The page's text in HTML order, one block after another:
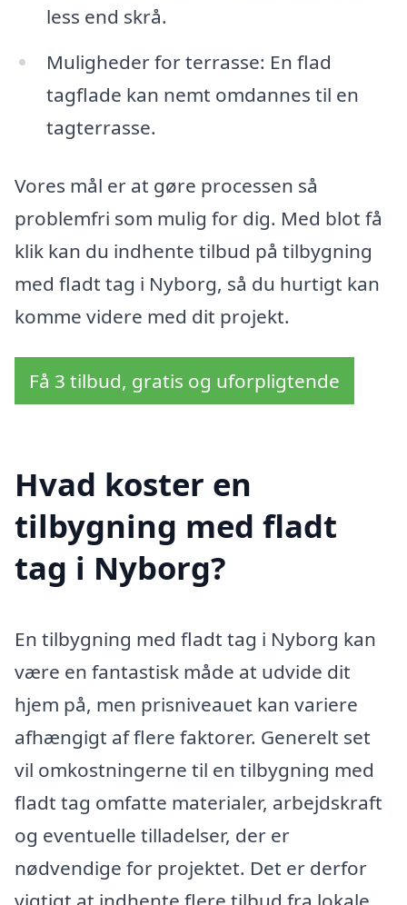
less end skrå.
Muligheder for terrasse: En flad
tagflade kan nemt omdannes til en
tagterrasse.
Vores mål er at gøre processen så
problemfri som mulig for dig. Med blot få
klik kan du indhente tilbud på tilbygning
med fladt tag i Nyborg, så du hurtigt kan
komme videre med dit projekt.
Få 3 tilbud, gratis og uforpligtende
Hvad koster en
tilbygning med fladt
tag i Nyborg?
En tilbygning med fladt tag i Nyborg kan
være en fantastisk måde at udvide dit
hjem på, men prisniveauet kan variere
afhængigt af flere faktorer. Generelt set
vil omkostningerne til en tilbygning med
fladt tag omfatte materialer, arbejdskraft
og eventuelle tilladelser, der er
nødvendige for projektet. Det er derfor